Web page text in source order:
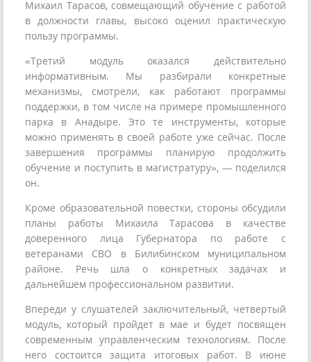
Михаил Тарасов, совмещающий обучение с работой
в должности главы, высоко оценил практическую
пользу программы.
«Третий модуль оказался действительно
информативным. Мы разбирали конкретные
механизмы, смотрели, как работают программы
поддержки, в том числе на примере промышленного
парка в Анадыре. Это те инструменты, которые
можно применять в своей работе уже сейчас. После
завершения программы планирую продолжить
обучение и поступить в магистратуру», — поделился
он.
Кроме образовательной повестки, стороны обсудили
планы работы Михаила Тарасова в качестве
доверенного лица Губернатора по работе с
ветеранами СВО в Билибинском муниципальном
районе. Речь шла о конкретных задачах и
дальнейшем профессиональном развитии.
Впереди у слушателей заключительный, четвертый
модуль, который пройдет в мае и будет посвящен
современным управленческим технологиям. После
него состоится защита итоговых работ. В июне